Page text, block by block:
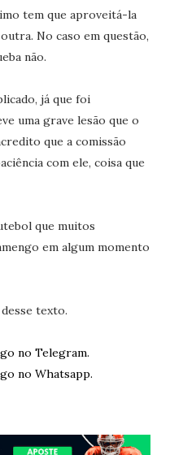
tem que aproveitá-la
No caso em questão,
não.
já que foi
uma grave lesão que o
que a comissão
com ele, coisa que
que muitos
em algum momento
texto.
no Telegram.
no Whatsapp.